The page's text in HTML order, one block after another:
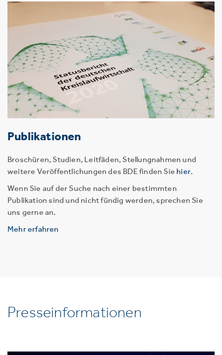
Publikationen
Broschüren, Studien, Leitfäden, Stellungnahmen und
weitere Veröffentlichungen des BDE finden Sie hier.
Wenn Sie auf der Suche nach einer bestimmten
Publikation sind und nicht fündig werden, sprechen Sie
uns gerne an.
Mehr erfahren
Presseinformationen